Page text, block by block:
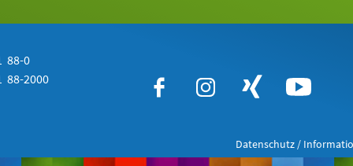
88-0
88-2000
Datenschutz /